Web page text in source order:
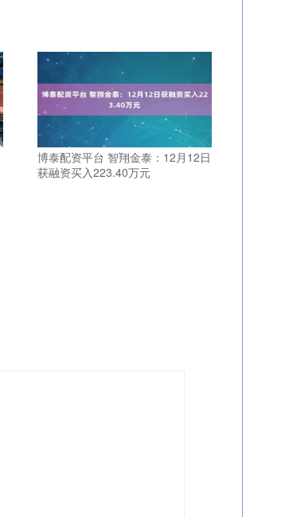
博泰配资平台 智翔金泰：12月12日
获融资买入223.40万元